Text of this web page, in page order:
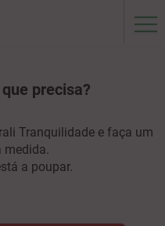
precisa?
Tranquilidade e faça um
medida.
a poupar.